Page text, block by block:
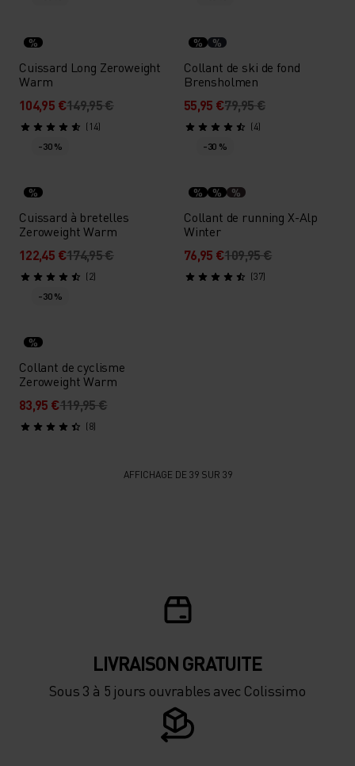
%
Cuissard Long Zeroweight
Warm
104,95 €149,95 €
(14)
% %
Collant de ski de fond
Brensholmen
55,95 €79,95 €
(4)
-30 %
%
Cuissard à bretelles
Zeroweight Warm
122,45 €174,95 €
(2)
-30 %
% % %
Collant de running X-Alp
Winter
76,95 €109,95 €
(37)
-30 %
%
Collant de cyclisme
Zeroweight Warm
83,95 €119,95 €
(8)
AFFICHAGE DE 39 SUR 39
LIVRAISON GRATUITE
Sous 3 à 5 jours ouvrables avec Colissimo